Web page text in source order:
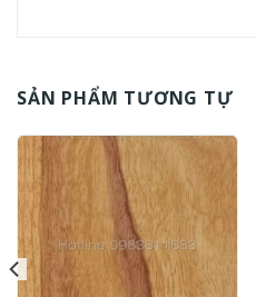
SẢN PHẨM TƯƠNG TỰ